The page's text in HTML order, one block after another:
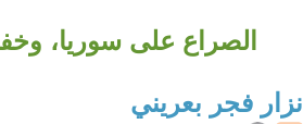
الصراع على سوريا،
نزار فجر بعريني